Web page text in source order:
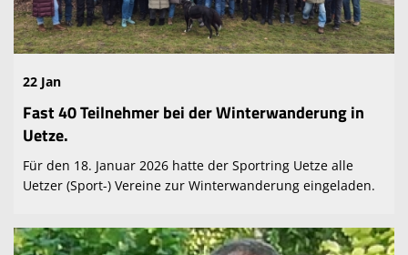
22 Jan
Fast 40 Teilnehmer bei der Winterwanderung in
Uetze.
Für den 18. Januar 2026 hatte der Sportring Uetze alle
Uetzer (Sport-) Vereine zur Winterwanderung eingeladen.